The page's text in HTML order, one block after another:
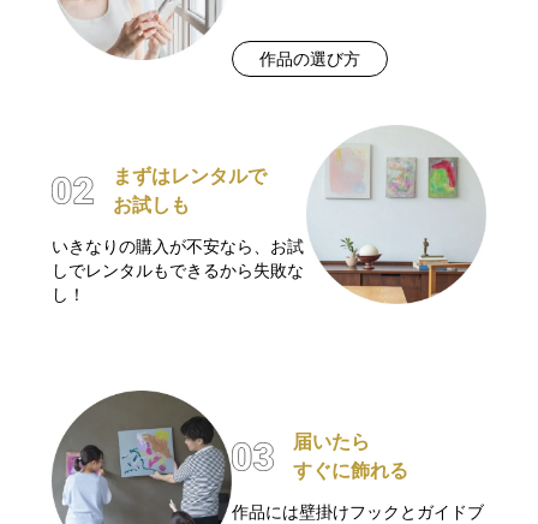
作品の選び方
まずはレンタルで
お試しも
いきなりの購入が不安なら、お試
しでレンタルもできるから失敗な
し！
届いたら
すぐに飾れる
作品には壁掛けフックとガイドブ